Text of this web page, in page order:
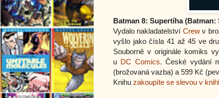
Batman 8: Supertíha (Batman:
Vydalo nakladatelství Crewv
vyšlo jako čísla 41 až 45 ve
Souborně v originále komiks
u DC Comics. České vydání
(brožovaná vazba) a 599 Kč
Knihu zakoupíte se slevou v